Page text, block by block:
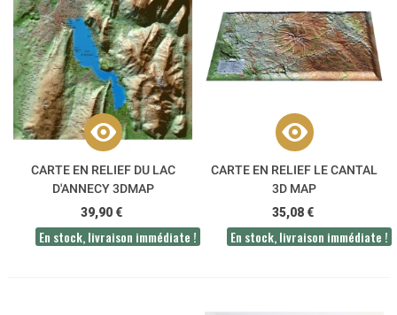
CARTE EN RELIEF DU LAC
D'ANNECY 3DMAP
39,90 €
En stock, livraison immédiate !
CARTE EN RELIEF LE CANTAL
3D MAP
35,08 €
En stock, livraison immédiate !